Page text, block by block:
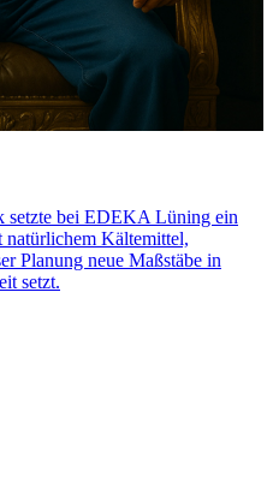
setzte bei EDEKA Lüning ein
natürlichem Kältemittel,
Planung neue Maßstäbe in
setzt.